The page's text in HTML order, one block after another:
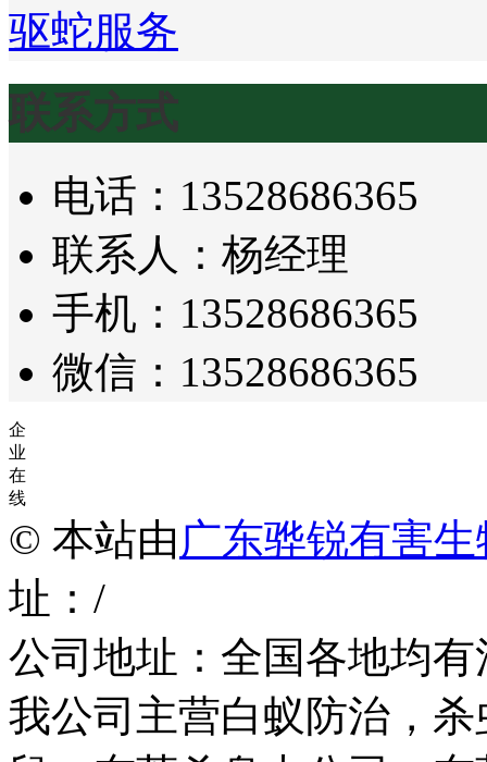
驱蛇服务
联系方式
电话：13528686365
联系人：杨经理
手机：13528686365
微信：13528686365
企
业
在
线
© 本站由 广东骅锐有害
址：/
公司地址：全国各地均
我公司主营白蚁防治，